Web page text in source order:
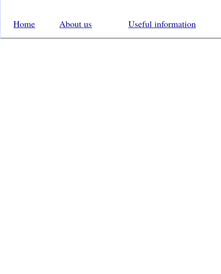
Home About us Useful information